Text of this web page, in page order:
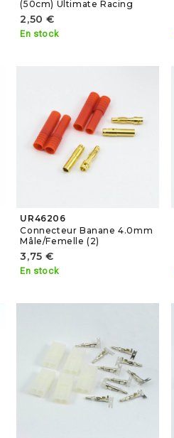
(50cm) Ultimate Racing
2,50 €
En stock
UR46206
Connecteur Banane 4.0mm
Mâle/Femelle (2)
3,75 €
En stock